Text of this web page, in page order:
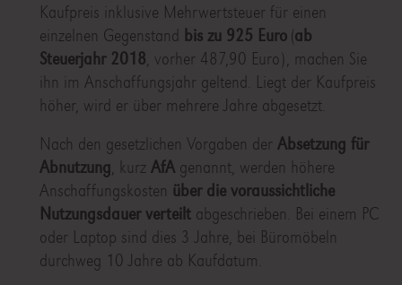
Kaufpreis inklusive Mehrwertsteuer für einen
einzelnen Gegenstand bis zu 925 Euro(ab
Steuerjahr 2018 , vorher 487,90 Euro), machen Sie
ihn im Anschaffungsjahr geltend. Liegt der Kaufpreis
höher, wird er über mehrere Jahre abgesetzt.
Nach den gesetzlichen Vorgaben der Absetzung für
Abnutzung , kurz AfAgenannt, werden höhere
Anschaffungskosten über die voraussichtliche
Nutzungsdauer verteiltabgeschrieben. Bei einem PC
oder Laptop sind dies 3 Jahre, bei Büromöbeln
durchweg 10 Jahre ab Kaufdatum.